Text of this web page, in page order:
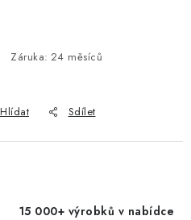
Záruka: 24 měsíců
Hlídat Sdílet
15 000+ výrobků v nabídce